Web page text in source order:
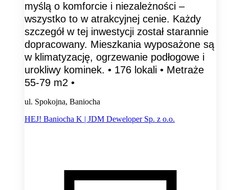
myślą o komforcie i niezależności –
wszystko to w atrakcyjnej cenie. Każdy
szczegół w tej inwestycji został starannie
dopracowany. Mieszkania wyposażone są
w klimatyzację, ogrzewanie podłogowe i
urokliwy kominek. • 176 lokali • Metraże
55-79 m2 •
ul. Spokojna, Baniocha
HEJ! Baniocha K | JDM Deweloper Sp. z o.o.